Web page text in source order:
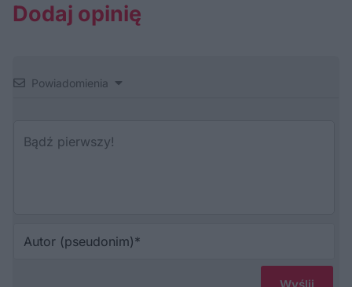
Dodaj opinię
Powiadomienia